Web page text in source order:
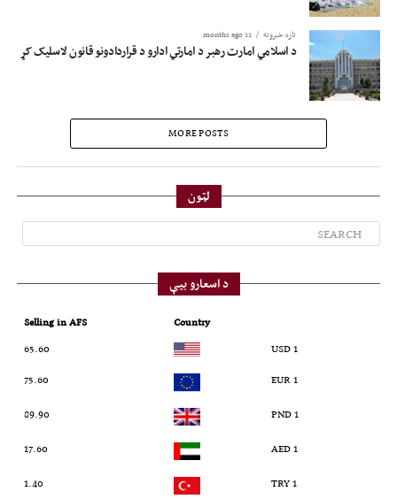
تازه خبرونه 11 months ago
د اسلامي امارت رهبر د امارتي ادارو د قراردادونو قانون لاسلیک کړ
MORE POSTS
لټون
د اسعارو بیې
Country
Selling in AFS
1 USD
65.60
1 EUR
75.60
1 PND
89.90
1 AED
17.60
1 TRY
1.40